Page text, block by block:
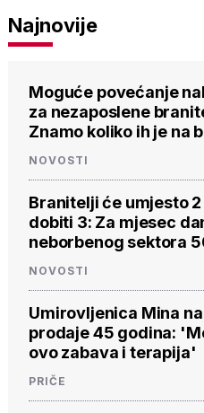
Najnovije
Moguće povećanje
za nezaposlene
Znamo koliko ih je na
NOVOSTI
Branitelji će umjesto
dobiti 3: Za mjesec
neborbenog sektora
NOVOSTI
Umirovljenica Mina
prodaje 45 godina:
ovo zabava i terapija'
PRIČE